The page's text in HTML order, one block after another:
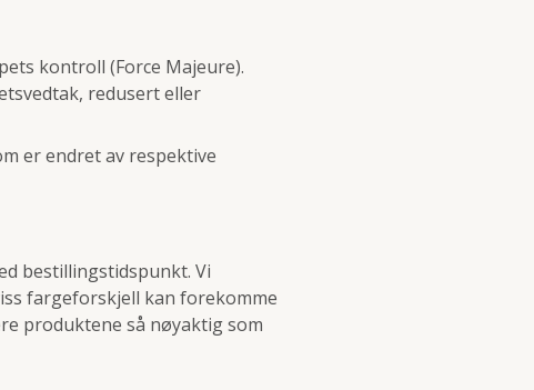
kontroll (Force Majeure).
redusert eller
er endret av respektive
bestillingstidspunkt. Vi
fargeforskjell kan forekomme
produktene så nøyaktig som